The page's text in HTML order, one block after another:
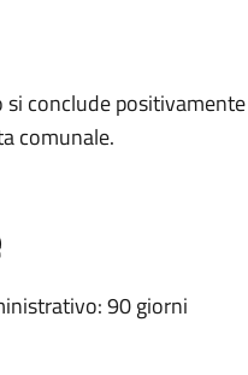
conclude
comunale.
90 giorni